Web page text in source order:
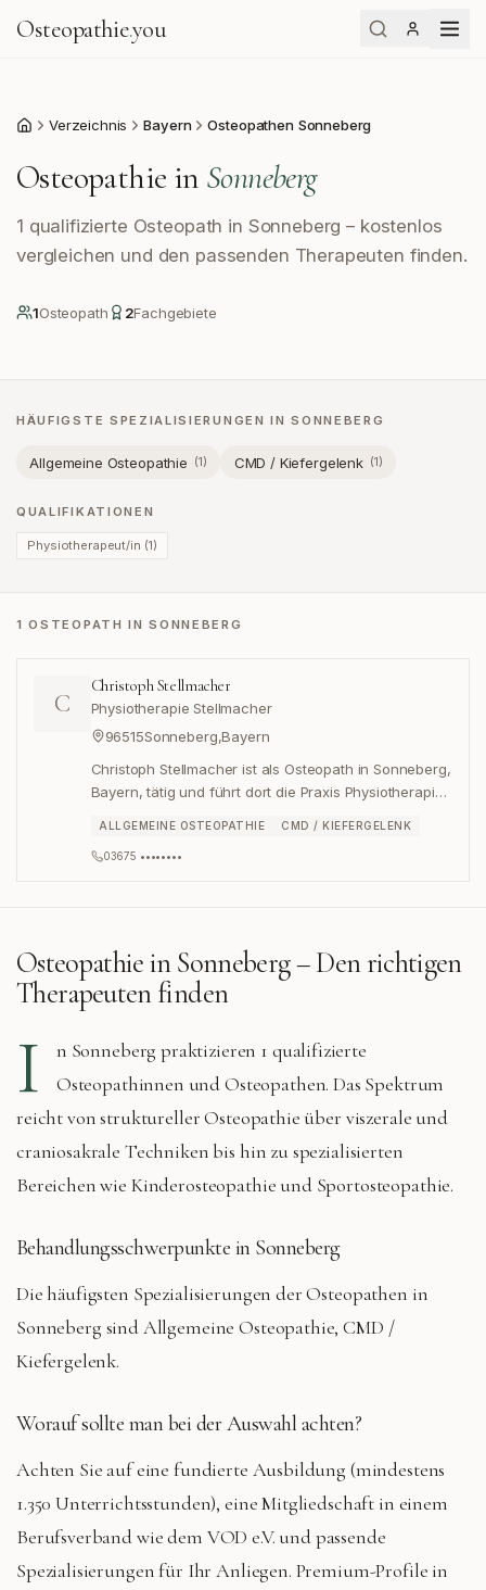
Osteopathie.you
Start Verzeichnis Bayern Osteopathen Sonneberg
Osteopathie in Sonneberg
1 qualifizierte Osteopath in Sonneberg – kostenlos
vergleichen und den passenden Therapeuten finden.
1Osteopath 2Fachgebiete
HÄUFIGSTE SPEZIALISIERUNGEN INSONNEBERG
Allgemeine Osteopathie (1) CMD / Kiefergelenk (1)
QUALIFIKATIONEN
Physiotherapeut/in (1)
1 OSTEOPATH IN SONNEBERG
C
Christoph Stellmacher
Physiotherapie Stellmacher
96515Sonneberg,Bayern
Christoph Stellmacher ist als Osteopath in Sonneberg,
Bayern, tätig und führt dort die Praxis Physiotherapie
ALLGEMEINE OSTEOPATHIE CMD / KIEFERGELENK
03675 ••••••••
Osteopathie inSonneberg– Den richtigen
Therapeuten finden
I n Sonneberg praktizieren 1 qualifizierte
Osteopathinnen und Osteopathen. Das Spektrum
reicht von struktureller Osteopathie über viszerale und
craniosakrale Techniken bis hin zu spezialisierten
Bereichen wie Kinderosteopathie und Sportosteopathie.
Behandlungsschwerpunkte in Sonneberg
Die häufigsten Spezialisierungen der Osteopathen in
Sonneberg sindAllgemeine Osteopathie, CMD /
Kiefergelenk.
Worauf sollte man bei der Auswahl achten?
Achten Sie auf eine fundierte Ausbildung (mindestens
1.350 Unterrichtsstunden), eine Mitgliedschaft in einem
Berufsverband wie dem VOD e.V. und passende
Spezialisierungen für Ihr Anliegen. Premium-Profile in